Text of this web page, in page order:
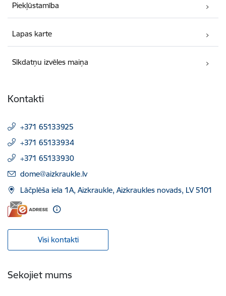
Piekļūstamība
Lapas karte
Sīkdatņu izvēles maiņa
Kontakti
+371 65133925
+371 65133934
+371 65133930
E-pasts:
dome@aizkraukle.lv
Lāčplēša iela 1A, Aizkraukle, Aizkraukles novads, LV 5101
Visi kontakti
Sekojiet mums